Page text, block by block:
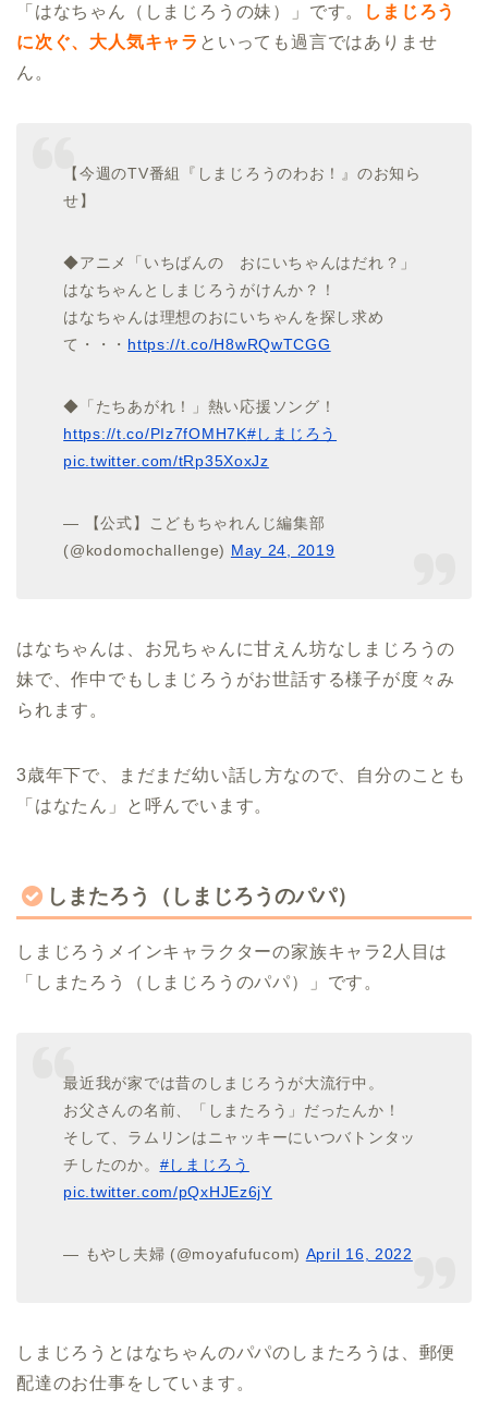
「はなちゃん（しまじろうの妹）」です。
しまじろう
に次ぐ、大人気キャラ といっても過言ではありませ
ん。
【今週のTV番組『しまじろうのわお！』のお知ら
せ】
◆アニメ「いちばんの おにいちゃんはだれ？」
はなちゃんとしまじろうがけんか？！
はなちゃんは理想のおにいちゃんを探し求め
て・・・ https://t.co/H8wRQwTCGG
◆「たちあがれ！」熱い応援ソング！
https://t.co/PIz7fOMH7K#しまじろう
pic.twitter.com/tRp35XoxJz
— 【公式】こどもちゃれんじ編集部
(@kodomochallenge) May 24, 2019
はなちゃんは、お兄ちゃんに甘えん坊なしまじろうの
妹で、作中でもしまじろうがお世話する様子が度々み
られます。
3歳年下で、まだまだ幼い話し方なので、自分のことも
「はなたん」と呼んでいます。
しまたろう（しまじろうのパパ）
しまじろうメインキャラクターの家族キャラ2人目は
「しまたろう（しまじろうのパパ）」です。
最近我が家では昔のしまじろうが大流行中。
お父さんの名前、「しまたろう」だったんか！
そして、ラムリンはニャッキーにいつバトンタッ
チしたのか。 #しまじろう
pic.twitter.com/pQxHJEz6jY
— もやし夫婦 (@moyafufucom) April 16, 2022
しまじろうとはなちゃんのパパのしまたろうは、郵便
配達のお仕事をしています。